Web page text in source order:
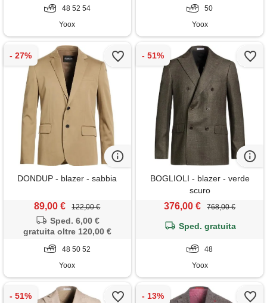
48 52 54
Yoox
50
Yoox
DONDUP - blazer - sabbia
89,00 € 122,00 €
Sped. 6,00 €
gratuita oltre 120,00 €
48 50 52
Yoox
BOGLIOLI - blazer - verde
scuro
376,00 € 768,00 €
Sped. gratuita
48
Yoox